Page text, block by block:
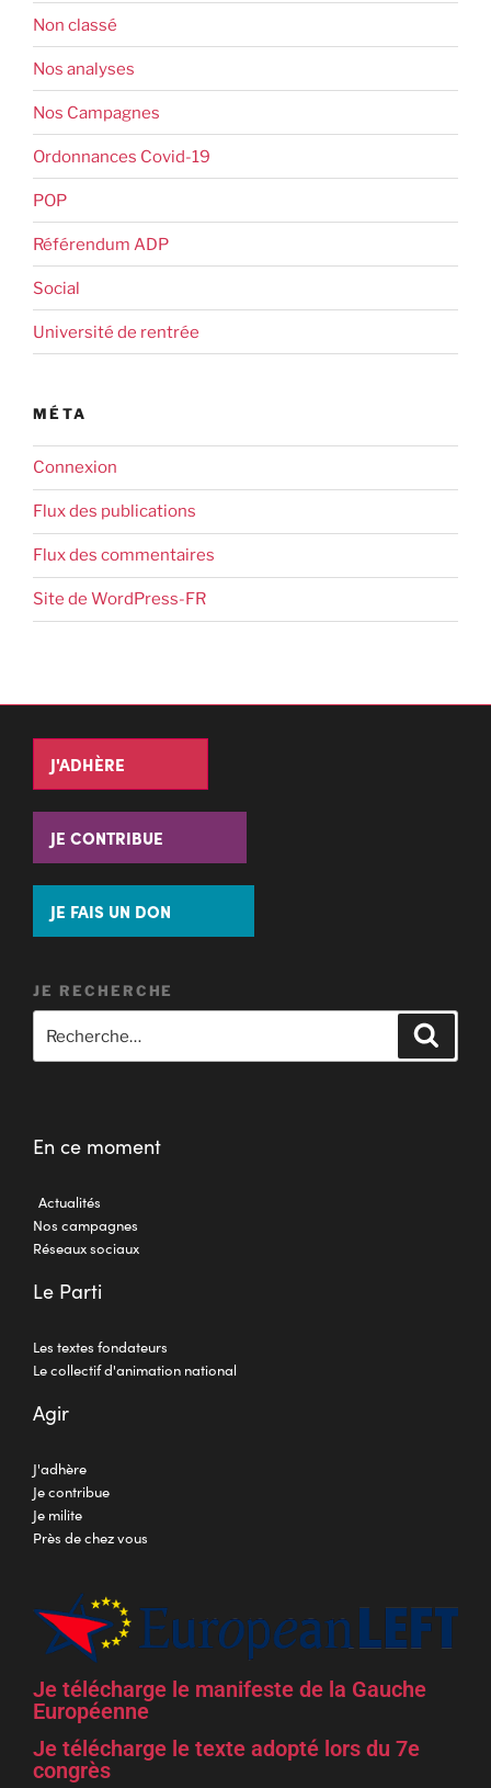
Non classé
Nos analyses
Nos Campagnes
Ordonnances Covid-19
POP
Référendum ADP
Social
Université de rentrée
MÉTA
Connexion
Flux des publications
Flux des commentaires
Site de WordPress-FR
J'ADHÈRE
JE CONTRIBUE
JE FAIS UN DON
JE RECHERCHE
En ce moment
Actualités
Nos campagnes
Réseaux sociaux
Le Parti
Les textes fondateurs
Le collectif d'animation national
Agir
J'adhère
Je contribue
Je milite
Près de chez vous
Je télécharge le manifeste de la Gauche
Européenne
Je télécharge le texte adopté lors du 7e
congrès